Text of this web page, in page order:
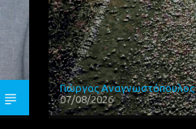
Γιώργος Αναγνωστόπουλος
07/08/2026